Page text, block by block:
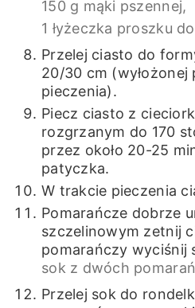
150 g mąki pszennej,
1 łyżeczka proszku
Przelej ciasto do
20/30 cm (wyłożonej
pieczenia).
Piecz ciasto z
rozgrzanym do 170
przez około 20-25
patyczka.
W trakcie pieczenia
Pomarańcze dobrze
szczelinowym zetnij
pomarańczy wyciśnij
sok z dwóch
Przelej sok do